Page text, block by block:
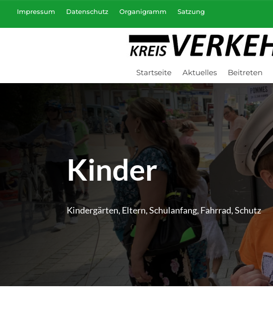
Impressum Datenschutz Organigramm Satzung
Startseite Aktuelles Beitreten
Kinder
Kindergärten, Eltern, Schulanfang, Fahrrad, Schutz